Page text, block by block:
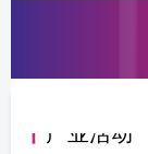
丨 产业活动